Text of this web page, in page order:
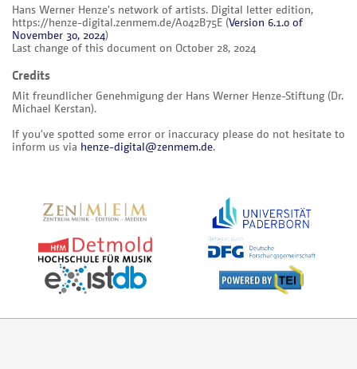
Hans Werner Henze's network of artists. Digital letter edition,
https://henze-digital.zenmem.de/A042B75E (Version 6.1.0 of
November 30, 2024)
Last change of this document on October 28, 2024
Credits
Mit freundlicher Genehmigung der Hans Werner Henze-Stiftung (Dr.
Michael Kerstan).
If you've spotted some error or inaccuracy please do not hesitate to
inform us via henze-digital@zenmem.de.